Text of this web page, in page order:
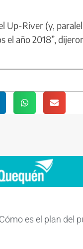
Up-River (y,
el año 2018”,